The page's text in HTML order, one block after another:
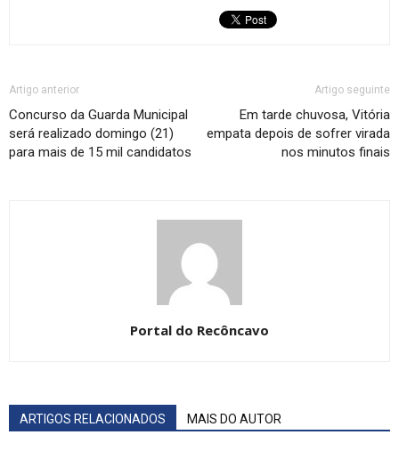
Artigo anterior
Concurso da Guarda Municipal
será realizado domingo (21)
para mais de 15 mil candidatos
Artigo seguinte
Em tarde chuvosa, Vitória
empata depois de sofrer virada
nos minutos finais
Portal do Recôncavo
ARTIGOS RELACIONADOS MAIS DO AUTOR